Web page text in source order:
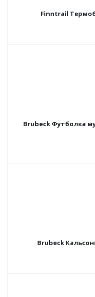
Finntrail
Brubeck Футболка
Brubeck